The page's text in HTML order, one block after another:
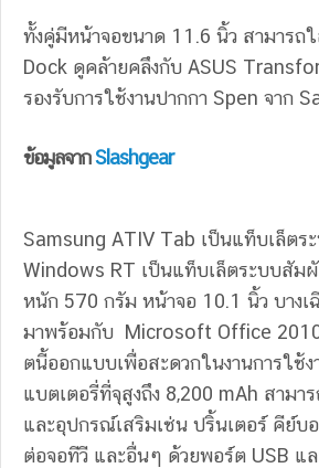
ทั้งคู่มีหน้าจอขนาด 11.6 นิ้ว สามารถ
Dock ดูคล้ายคลึงกับ ASUS
รองรับการใช้งานปากกา Spen จาก
ข้อมูลจากSlashgear
Samsung ATIV Tab เป็นแท็บเล็ตร
Windows RT เป็นแท็บเล็ตระบบสัม
หนัก 570 กรัม หน้าจอ 10.1 นิ้ว บางเ
มาพร้อมกับ Microsoft Office
ตนี้ออกแบบเพื่อสะดวกในงานการใช้ง
แบตเตอรี่ที่จุสูงถึง 8,200 mAh สามา
และอุปกรณ์เสริมเช่น ปริ้นเตอร์ คีย์บ
ต่อจอทีวี และอื่นๆ ด้วยพอร์ต USB แล